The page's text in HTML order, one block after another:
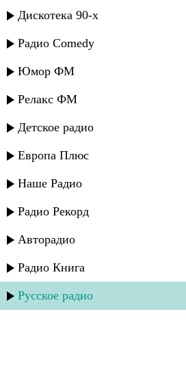
Дискотека 90-х
Радио Comedy
Юмор ФМ
Релакс ФМ
Детское радио
Европа Плюс
Наше Радио
Радио Рекорд
Авторадио
Радио Книга
Русское радио